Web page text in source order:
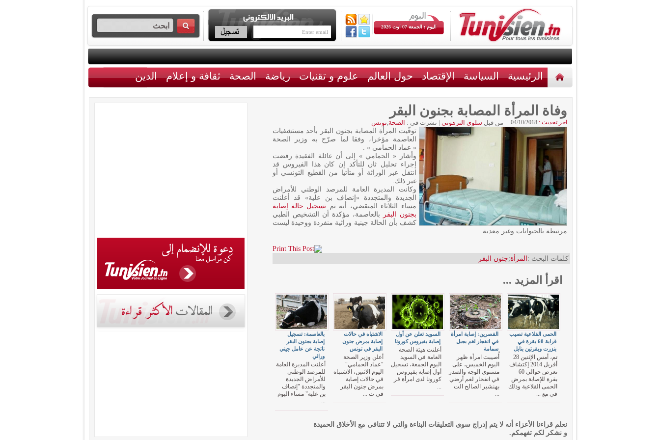
اليوم : الجمعة 07 اوت 2026
الرئيسية السياسة الإقتصاد حول العالم علوم و تقنيات رياضة الصحة ثقافة و إعلام الدين
وفاة المرأة المصابة بجنون البقر
اخر تحديث : 04/10/2018 من قبل سلوى الترهوني | نشرت في : الصحة,تونس
توفّيت المرأة المصابة بجنون البقر بأحد مستشفيات
العاصمة مؤخرا، وفقا لما صرّح به وزير الصحة
« عماد الحمامي » .
وأشار « الحمامي » إلى أن عائلة الفقيدة رفضت
إجراء تحليل ثان للتأكد إن كان هذا الفيروس قد
انتقل عبر الوراثة أو متأتيا من القطيع التونسي أو
غير ذلك.
وكانت المديرة العامة للمرصد الوطني للأمراض
الجديدة والمتجددة «إنصاف بن علية» قد أعلنت
مساء الثلاثاء المنقضي، أنه تم تسجيل حالة إصابة
بجنون البقر بالعاصمة، مؤكدة أن التشخيص الطبي
كشف بأن الحالة جينية وراثية منفردة ووحيدة ليست
مرتبطة بالحيوانات وغير معدية.
كلمات البحث : المرأة;جنون البقر
اقرأ المزيد ...
بالعاصمة: تسجيل
إصابة بجنون البقر
ناتجة عن عامل جيني
وراثي
أعلنت المديرة العامة
للمرصد الوطني
للأمراض الجديدة
والمتجددة "إنصاف
بن علية" مساء اليوم
...
الاشتباه في حالات
إصابة بمرض جنون
البقر في تونس
أعلن وزير الصحة
"عماد الحمامي"
اليوم الاثنين، الاشتباه
في حالات إصابة
بمرض جنون البقر
في ت ...
السويد تعلن عن أول
إصابة بفيروس كورونا
أعلنت هيئة الصحة
العامة في السويد
اليوم الجمعة، تسجيل
أول إصابة بفيروس
كورونا لدى امرأة قر
...
القصرين: إصابة امرأة
في انفجار لغم بجبل
سمامة
أُصيبت امرأة ظهر
اليوم الخميس، على
مستوى الوجه والصدر
في انفجار لغم أرضي
بهنشير الصالح الت
...
الحمى القلاعية تصيب
قرابة 60 بقرة في
بنزرت وبقرتين بنابل
تم، أمس الإثنين 28
أفريل 2014 إكتشاف
تعرض حوالي 60
بقرة للإصابة بمرض
الحمى القلاعية وذلك
في مع ...
نعلم قراءنا الأعزاء أنه لا يتم إدراج سوى التعليقات البناءة والتي لا تتنافى مع الأخلاق الحميدة
و نشكر لكم تفهمكم.